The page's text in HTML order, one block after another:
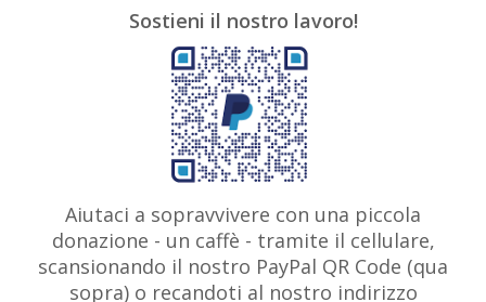
Awarded Artist Baroque Art
Belgian Art Bohemian Art
Brazilian Art British Art
Brooklyn Museum Bulgarian Art
Caravaggio Chilean Art
Claude Monet
Colombian Art Croatian Art
Artist Danish Art Digital Art Dutch Art
Édouard Manet Egyptian Art
Estonian Art
Expressionism Fauve Art Filipino Art Finnish Art
Flemish Art French Art Frick Collection Galleria
Sostieni il nostro lavoro!
Aiutaci a sopravvivere con una piccola
donazione - un caffè - tramite il cellulare,
scansionando il nostro PayPal QR Code (qua
sopra) o recandoti al nostro indirizzo